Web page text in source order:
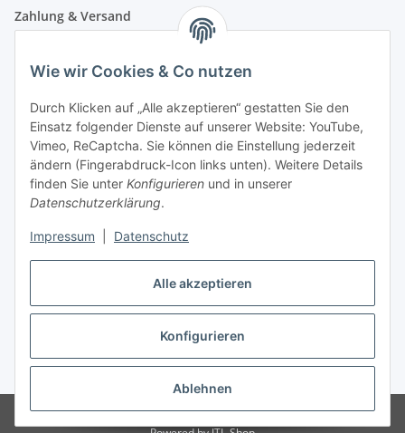
Alle akzeptieren
Konfigurieren
Ablehnen
Wie wir Cookies & Co nutzen
Durch Klicken auf „Alle akzeptieren“ gestatten Sie den
Einsatz folgender Dienste auf unserer Website: YouTube,
Vimeo, ReCaptcha. Sie können die Einstellung jederzeit
ändern (Fingerabdruck-Icon links unten). Weitere Details
finden Sie unter Konfigurieren und in unserer
Datenschutzerklärung.
Impressum Datenschutz
Zahlung & Versand
Vertrag widerrufen
* Alle Preise inkl. gesetzlicher USt., zzgl.Versand
© Maren Brunner